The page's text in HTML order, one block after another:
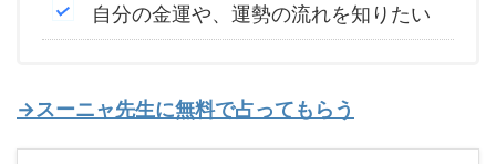
自分の金運や、運勢の流れを知りたい
→スーニャ先生に無料で占ってもらう